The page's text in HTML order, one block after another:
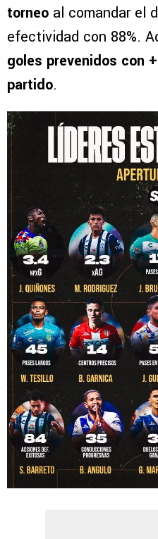
torneo al comandar el
efectividad con 88%.
goles prevenidos con
partido.